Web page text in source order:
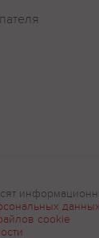
данных
cookie